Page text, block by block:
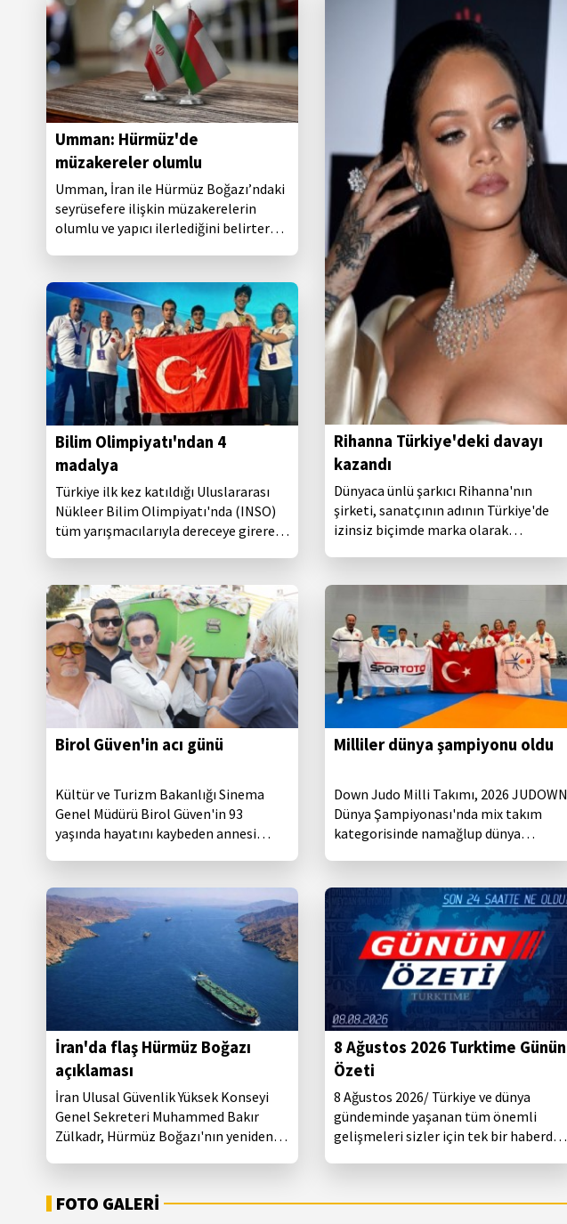
Umman: Hürmüz'de
müzakereler olumlu
Umman, İran ile Hürmüz Boğazı’ndaki
seyrüsefere ilişkin müzakerelerin
olumlu ve yapıcı ilerlediğini belirterek,
etkileyecek eylemlerden kaçınılması
çağrısı yaptı.
Rihanna Türkiye'deki davayı
kazandı
Dünyaca ünlü şarkıcı Rihanna'nın
şirketi, sanatçının adının Türkiye'de
izinsiz biçimde marka olarak
Bilim Olimpiyatı'ndan 4
madalya
Türkiye ilk kez katıldığı Uluslararası
Nükleer Bilim Olimpiyatı'nda (INSO)
tüm yarışmacılarıyla dereceye girerek
Birol Güven'in acı günü
Kültür ve Turizm Bakanlığı Sinema
Genel Müdürü Birol Güven'in 93
yaşında hayatını kaybeden annesi
ardından toprağa verildi.
Milliler dünya şampiyonu oldu
Down Judo Milli Takımı, 2026 JUDOWN
Dünya Şampiyonası'nda mix takım
kategorisinde namağlup dünya
İran'da flaş Hürmüz Boğazı
açıklaması
İran Ulusal Güvenlik Yüksek Konseyi
Genel Sekreteri Muhammed Bakır
Zülkadr, Hürmüz Boğazı'nın yeniden
8 Ağustos 2026 Turktime Günün
Özeti
8 Ağustos 2026/ Türkiye ve dünya
gündeminde yaşanan tüm önemli
gelişmeleri sizler için tek bir haberde
FOTO GALERİ